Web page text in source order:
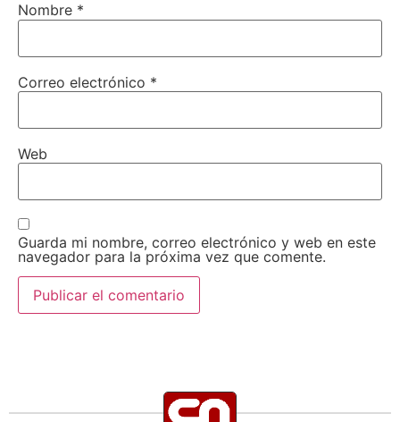
Nombre *
Correo electrónico *
Web
Guarda mi nombre, correo electrónico y web en este
navegador para la próxima vez que comente.